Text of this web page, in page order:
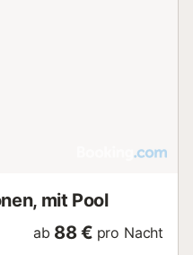
mit Pool
ab 88 € pro Nacht